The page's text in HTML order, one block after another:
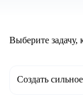
Выберите
Создать